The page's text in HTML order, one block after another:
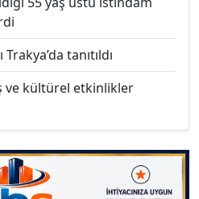
tanıtıldı
ve kültürel etkinlikler